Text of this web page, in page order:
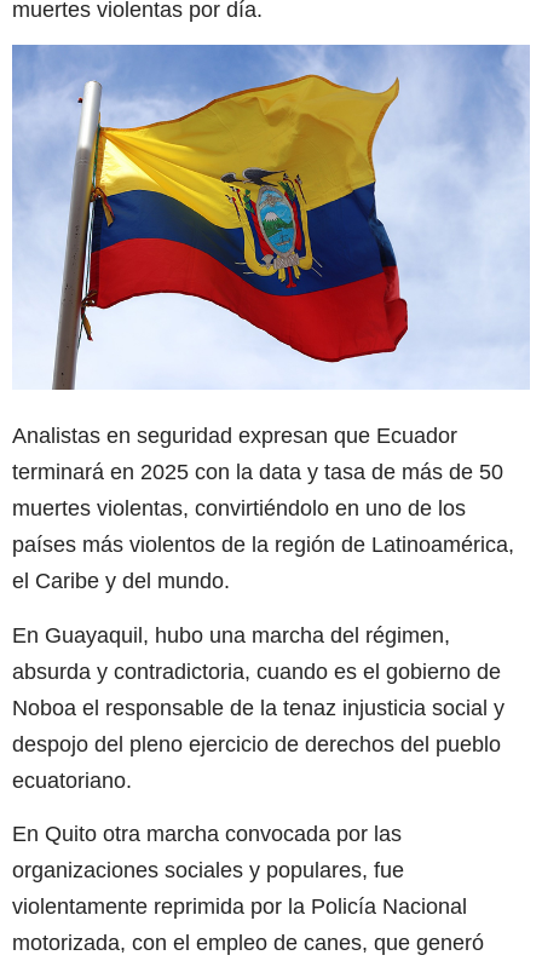
muertes violentas por día.
Analistas en seguridad expresan que Ecuador
terminará en 2025 con la data y tasa de más de 50
muertes violentas, convirtiéndolo en uno de los
países más violentos de la región de Latinoamérica,
el Caribe y del mundo.
En Guayaquil, hubo una marcha del régimen,
absurda y contradictoria, cuando es el gobierno de
Noboa el responsable de la tenaz injusticia social y
despojo del pleno ejercicio de derechos del pueblo
ecuatoriano.
En Quito otra marcha convocada por las
organizaciones sociales y populares, fue
violentamente reprimida por la Policía Nacional
motorizada, con el empleo de canes, que generó